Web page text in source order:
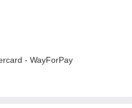
- WayForPay